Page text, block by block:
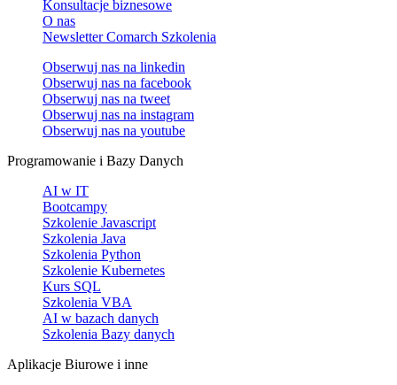
Konsultacje biznesowe
O nas
Newsletter Comarch Szkolenia
Obserwuj nas na linkedin
Obserwuj nas na facebook
Obserwuj nas na tweet
Obserwuj nas na instagram
Obserwuj nas na youtube
Programowanie i Bazy Danych
AI w IT
Bootcampy
Szkolenie Javascript
Szkolenia Java
Szkolenia Python
Szkolenie Kubernetes
Kurs SQL
Szkolenia VBA
AI w bazach danych
Szkolenia Bazy danych
Aplikacje Biurowe i inne